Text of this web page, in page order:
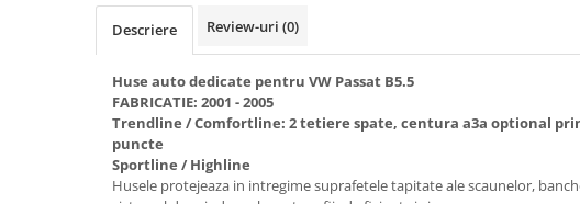
Accesorii alarme auto
Alarme auto Alarme masina
Detectoare Radar
Senzori parcare auto
Descriere Review-uri (0)
Huse auto dedicate pentru VW Passat B5.5
FABRICATIE: 2001 - 2005
Trendline / Comfortline: 2 tetiere spate, centura a3a optional
puncte
Sportline / Highline
Husele protejeaza in intregime suprafetele tapitate ale scaunelor,